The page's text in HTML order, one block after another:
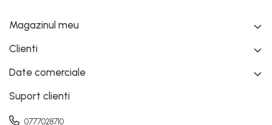
Magazinul meu
Clienti
Date comerciale
Suport clienti
0777028710